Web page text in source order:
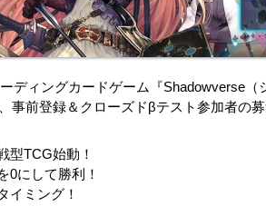
ディングカードゲーム『Shadowverse（
事前登録＆クローズドβテスト参加者の募
型TCG始動！
0にして勝利！
イミング！